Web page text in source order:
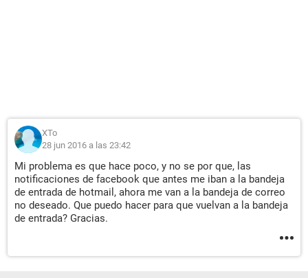
XTo
28 jun 2016 a las 23:42
Mi problema es que hace poco, y no se por que, las
notificaciones de facebook que antes me iban a la bandeja
de entrada de hotmail, ahora me van a la bandeja de correo
no deseado. Que puedo hacer para que vuelvan a la bandeja
de entrada? Gracias.